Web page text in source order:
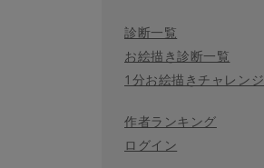
診断一覧
お絵描き診断一覧
1分お絵描きチャレンジ
作者ランキング
ログイン